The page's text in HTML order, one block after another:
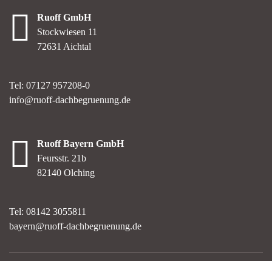
Ruoff GmbH
Stockwiesen 11
72631 Aichtal
Tel: 07127 957208-0
info@ruoff-dachbegruenung.de
Ruoff Bayern GmbH
Feursstr. 21b
82140 Olching
Tel: 08142 3055811
bayern@ruoff-dachbegruenung.de